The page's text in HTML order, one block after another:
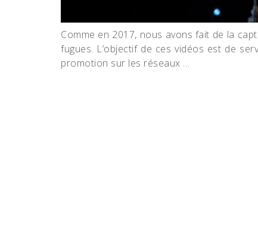
Comme en 2017, nous avons fait de la
fugues. L’objectif de ces vidéos est de
promotion sur les réseaux …